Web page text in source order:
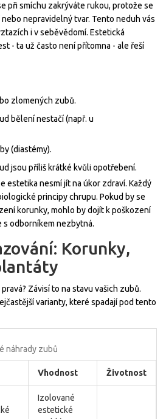
při smíchu zakrýváte rukou, protože se
nepravidelný tvar. Tento neduh vás
i v seběvědomí. Estetická
- ta už často není přítomna - ale řeší
zlomených zubů.
bělení nestačí (např. u
(diastémy).
jsou příliš krátké kvůli opotřebení.
estetika nesmí jít na úkor zdraví. Každý
principy chrupu. Pokud by se
korunky, mohlo by dojít k poškození
odborníkem nezbytná.
Korunky,
Závisí to na stavu vašich zubů.
varianty, které spadají pod tento
náhrady zubů
Vhodnost Životnost
Izolované
estetické